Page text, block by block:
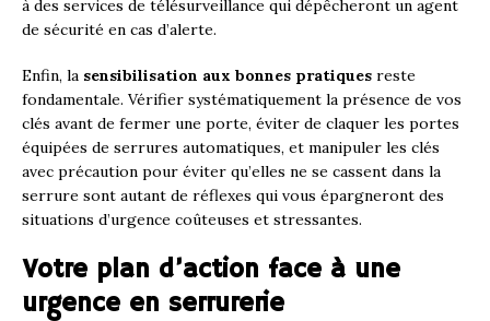
à des services de télésurveillance qui dépêcheront un agent
de sécurité en cas d’alerte.
Enfin, la sensibilisation aux bonnes pratiques reste
fondamentale. Vérifier systématiquement la présence de vos
clés avant de fermer une porte, éviter de claquer les portes
équipées de serrures automatiques, et manipuler les clés
avec précaution pour éviter qu’elles ne se cassent dans la
serrure sont autant de réflexes qui vous épargneront des
situations d’urgence coûteuses et stressantes.
Votre plan d’action face à une
urgence en serrurerie